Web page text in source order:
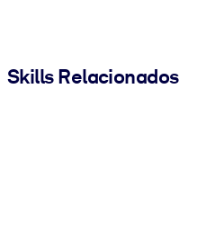
Skills Relacionados